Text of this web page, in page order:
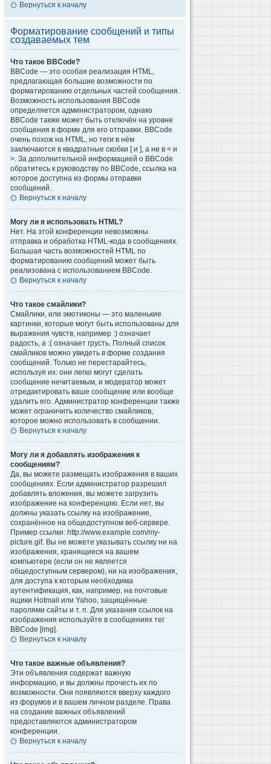
Вернуться к началу
Форматирование сообщений и типы
создаваемых тем
Что такое BBCode?
BBCode — это особая реализация HTML,
предлагающая большие возможности по
форматированию отдельных частей сообщения.
Возможность использования BBCode
определяется администратором, однако
BBCode также может быть отключён на уровне
сообщения в форме для его отправки. BBCode
очень похож на HTML, но теги в нём
заключаются в квадратные скобки [ и ], а не в < и
>. За дополнительной информацией о BBCode
обратитесь к руководству по BBCode, ссылка на
которое доступна из формы отправки
сообщений.
Вернуться к началу
Могу ли я использовать HTML?
Нет. На этой конференции невозможны
отправка и обработка HTML-кода в сообщениях.
Большая часть возможностей HTML по
форматированию сообщений может быть
реализована с использованием BBCode.
Вернуться к началу
Что такое смайлики?
Смайлики, или эмотиконы — это маленькие
картинки, которые могут быть использованы для
выражения чувств, например :) означает
радость, а :( означает грусть. Полный список
смайликов можно увидеть в форме создания
сообщений. Только не перестарайтесь,
используя их: они легко могут сделать
сообщение нечитаемым, и модератор может
отредактировать ваше сообщение или вообще
удалить его. Администратор конференции также
может ограничить количество смайликов,
которое можно использовать в сообщении.
Вернуться к началу
Могу ли я добавлять изображения к
сообщениям?
Да, вы можете размещать изображения в ваших
сообщениях. Если администратор разрешил
добавлять вложения, вы можете загрузить
изображение на конференцию. Если нет, вы
должны указать ссылку на изображение,
сохранённое на общедоступном веб-сервере.
Пример ссылки: http://www.example.com/my-
picture.gif. Вы не можете указывать ссылку ни на
изображения, хранящиеся на вашем
компьютере (если он не является
общедоступным сервером), ни на изображения,
для доступа к которым необходима
аутентификация, как, например, на почтовые
ящики Hotmail или Yahoo, защищённые
паролями сайты и т. п. Для указания ссылок на
изображения используйте в сообщениях тег
BBCode [img].
Вернуться к началу
Что такое важные объявления?
Эти объявления содержат важную
информацию, и вы должны прочесть их по
возможности. Они появляются вверху каждого
из форумов и в вашем личном разделе. Права
на создание важных объявлений
предоставляются администратором
конференции.
Вернуться к началу